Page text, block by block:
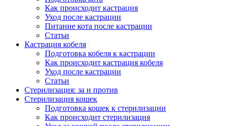
Как происходит кастрация
Уход после кастрации
Питание кота после кастрации
Статьи
Кастрация кобеля
Подготовка кобеля к кастрации
Как происходит кастрация кобеля
Уход после кастрации
Статьи
Стерилизация: за и против
Стерилизация кошек
Подготовка кошек к стерилизации
Как происходит стерилизация